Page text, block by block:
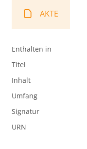
AKTE
Enthalten in
Titel
Inhalt
Umfang
Signatur
URN